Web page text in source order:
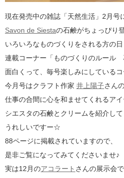
現在発売中の雑誌「天然生活」2月号
Savon de Siestaの石鹸がちょっぴり
いろいろなものづくりをされる方の
連載コーナー「ものづくりのルール
面白くって、毎号楽しみにしているコ
今月号はクラフト作家 井上陽子さん
仕事の合間に心を和ませてくれるアイ
シエスタの石鹸とクリームを紹介して
うれしいですー☆
88ページに掲載されていますので、
是非ご覧になってみてくださいませ♪
実は12月のアコラート さんの展示会